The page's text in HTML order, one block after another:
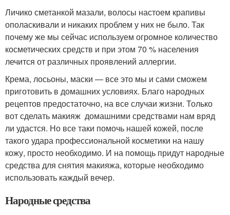
Личико сметанкой мазали, волосы настоем крапивы
ополаскивали и никаких проблем у них не было. Так
почему же мы сейчас используем огромное количество
косметических средств и при этом 70 % населения
лечится от различных проявлений аллергии.
Крема, лосьоны, маски — все это мы и сами сможем
приготовить в домашних условиях. Благо народных
рецептов предостаточно, на все случаи жизни. Только
вот сделать макияж домашними средствами нам вряд
ли удастся. Но все таки помочь нашей кожей, после
такого удара профессиональной косметики на нашу
кожу, просто необходимо. И на помощь придут народные
средства для снятия макияжа, которые необходимо
использовать каждый вечер.
Народные средства